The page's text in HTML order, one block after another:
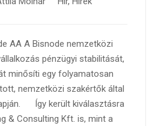
AA A Bisnode nemzetközi
pénzügyi stabilitását,
minősíti egy folyamatosan
nemzetközi szakértők által
Így került kiválasztásra
& Consulting Kft. is, mint a